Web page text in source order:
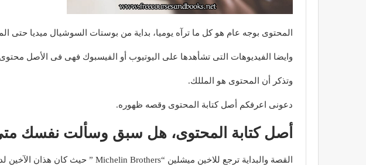
المحتوى بوجه عام هو كل ما ترآه يوميا، بداية من بوستات السوشيال ميديا حتى
وايضا الفيديوهات التى تشأهدها على اليوتيوب أو الفيسبوك فهى فى الأصل
وتذكر أن المحتوى هو المللك.
دعونى اعرفكم أصل كتابة المحتوى وقصه ظهوره.
أصل كتابة المحتوى، هل سبق وسألت نفسك
القصة والبداية ترجع للاخين ميشلين “Michelin Brothers ” حيث كان هذان الآخين لديهم محل لبيع إطارات السيارات، وكانوا يريدون أن زيادة مبيعاتهم،